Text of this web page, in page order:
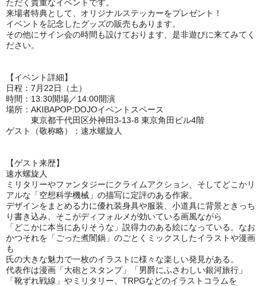
ただく貴重なイベントです。
来場者特典として、オリジナルステッカーをプレゼント！
イベントを記念したグッズの販売もあります。
その他にサイン会の時間も設けております、是非遊びに来てみてく
ださい。
【イベント詳細】
日程：7月22日（土）
時間：13:30開場／14:00開演
場所：AKIBAPOP:DOJOイベントスペース
東京都千代田区外神田3-13-8 東京角田ビル4階
ゲスト（敬称略）：速水螺旋人
【ゲスト来歴】
速水螺旋人
ミリタリーやファンタジーにクライムアクション、そしてどこかリ
アルな「空想科学機械」の描写に定評のある作家。
デザインをまとめる力に優れ装身具や服装、小道具に背景ときっち
り書き込み、そこがディフォルメが効いている画風ながら
「どこかに本当にありそうな」説得力のある絵になっている。なお
かつそれを「ごった煮闇鍋」のごとくミックスしたイラストや漫画
も
氏の大きな魅力で一枚のイラストに様々な楽しい発見がある。
代表作は漫画「大砲とスタンプ」「男爵にふさわしい銀河旅行」
「靴ずれ戦線」やミリタリー、TRPGなどのイラストコラムを